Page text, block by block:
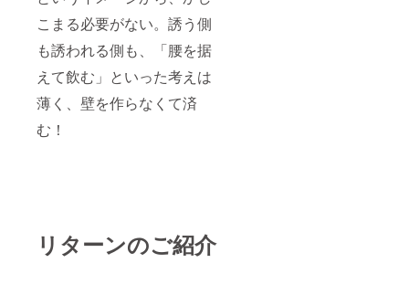
こまる必要がない。誘う側
も誘われる側も、「腰を据
えて飲む」といった考えは
薄く、壁を作らなくて済
む！
リターンのご紹介